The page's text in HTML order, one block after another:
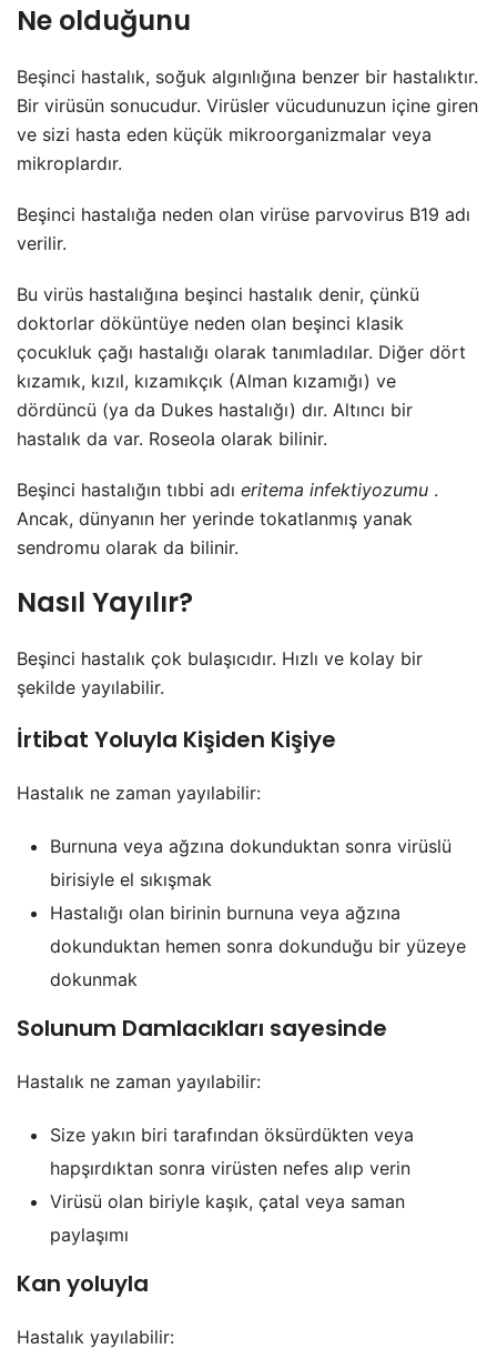
Ne olduğunu
Beşinci hastalık, soğuk algınlığına benzer bir hastalıktır.
Bir virüsün sonucudur. Virüsler vücudunuzun içine giren
ve sizi hasta eden küçük mikroorganizmalar veya
mikroplardır.
Beşinci hastalığa neden olan virüse parvovirus B19 adı
verilir.
Bu virüs hastalığına beşinci hastalık denir, çünkü
doktorlar döküntüye neden olan beşinci klasik
çocukluk çağı hastalığı olarak tanımladılar. Diğer dört
kızamık, kızıl, kızamıkçık (Alman kızamığı) ve
dördüncü (ya da Dukes hastalığı) dır. Altıncı bir
hastalık da var. Roseola olarak bilinir.
Beşinci hastalığın tıbbi adı eritema infektiyozumu .
Ancak, dünyanın her yerinde tokatlanmış yanak
sendromu olarak da bilinir.
Nasıl Yayılır?
Beşinci hastalık çok bulaşıcıdır. Hızlı ve kolay bir
şekilde yayılabilir.
İrtibat Yoluyla Kişiden Kişiye
Hastalık ne zaman yayılabilir:
Burnuna veya ağzına dokunduktan sonra virüslü
birisiyle el sıkışmak
Hastalığı olan birinin burnuna veya ağzına
dokunduktan hemen sonra dokunduğu bir yüzeye
dokunmak
Solunum Damlacıkları sayesinde
Hastalık ne zaman yayılabilir:
Size yakın biri tarafından öksürdükten veya
hapşırdıktan sonra virüsten nefes alıp verin
Virüsü olan biriyle kaşık, çatal veya saman
paylaşımı
Kan yoluyla
Hastalık yayılabilir: